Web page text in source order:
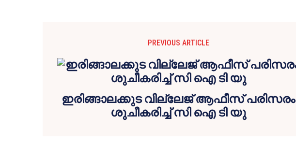
PREVIOUS ARTICLE
ഇരിങ്ങാലക്കുട വില്ലേജ് ആഫീസ് പരിസരം
ശുചീകരിച്ച് സി ഐ ടി യു